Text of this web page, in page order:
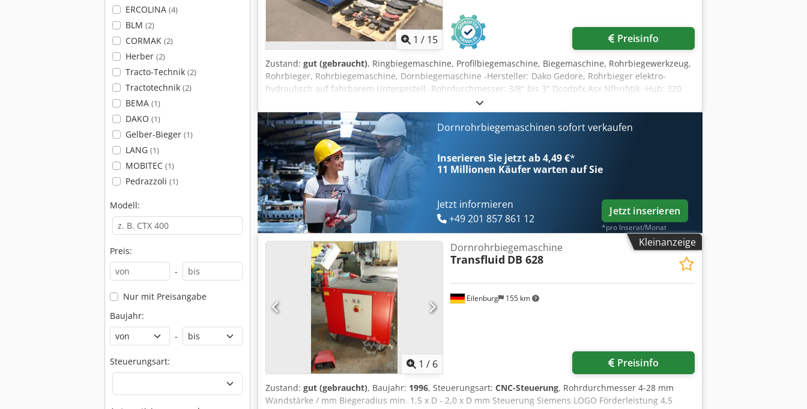
ERCOLINA (4)
BLM (2)
CORMAK (2)
Herber (2)
Tracto-Technik (2)
Tractotechnik (2)
BEMA (1)
DAKO (1)
Gelber-Bieger (1)
LANG (1)
MOBITEC (1)
Pedrazzoli (1)
Modell:
Preis:
-
Nur mit Preisangabe
Baujahr:
-
Steuerungsart:
1 / 15 Preisinfo
Zustand: gut (gebraucht), Ringbiegemaschine, Profilbiegemaschine, Biegemaschine, Rohrbiegewerkzeug,
Rohrbieger, Rohrbiegemaschine, Dornbiegemaschine -Hersteller: Dako Gedore, Rohrbieger elektro-
hydraulisch auf fahrbarem Untergestell -Rohrdurchmesser: 3/8" bis 3" Dcodpfx Asx Nfhrjhtjk -Hub: 320
mm -Motor: AEG 1,5 kW -Zubehör: incl. Biegebacken bis 2,5" siehe Fotos -Transportabmessung:
1140/1045/H1200 mm -Gewicht ges.: 389 kg
Dornrohrbiegemaschinen sofort verkaufen
Inserieren Sie jetzt ab 4,49 €*
11 Millionen Käufer warten auf Sie
Jetzt informieren
+49 201 857 861 12
Jetzt inserieren
*pro Inserat/Monat
Kleinanzeige
1 / 6
Eilenburg 155 km
Dornrohrbiegemaschine
Transfluid DB 628
Preisinfo
Zustand: gut (gebraucht), Baujahr: 1996, Steuerungsart: CNC-Steuerung, Rohrdurchmesser 4-28 mm
Wandstärke / mm Biegeradius min. 1,5 x D - 2,0 x D mm Steuerung Siemens LOGO Förderleistung 4,5